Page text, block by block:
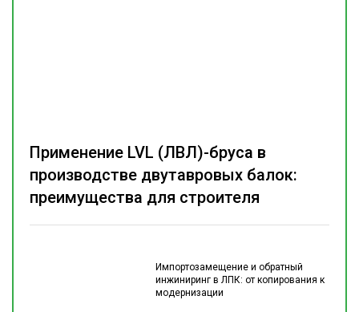
Импортозамещение и обратный
инжиниринг в ЛПК: от копирования к
модернизации
Применение LVL (ЛВЛ)-бруса в
производстве двутавровых балок:
преимущества для строителя